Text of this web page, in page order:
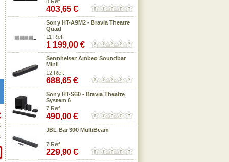
403,65 €
Sony HT-A9M2 - Bravia Theatre
Quad
11 Ref.
1 199,00 €
Sennheiser Ambeo Soundbar
Mini
12 Ref.
688,65 €
Sony HT-S60 - Bravia Theatre
System 6
7 Ref.
490,00 €
JBL Bar 300 MultiBeam
7 Ref.
229,90 €